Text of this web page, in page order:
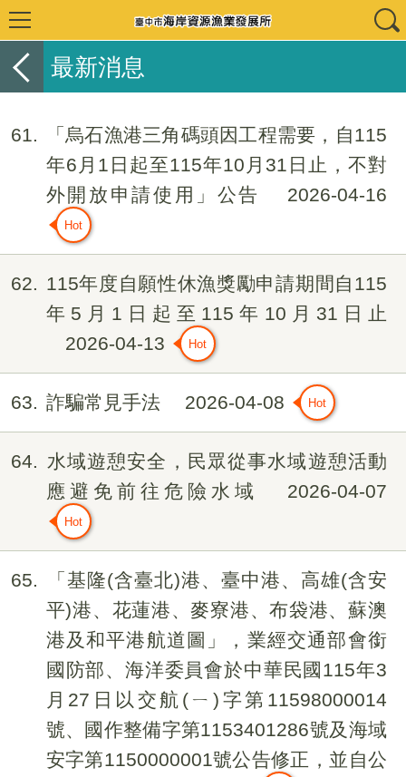
最新消息
61
「烏石漁港三角碼頭因工程需要，自115
年6月1日起至115年10月31日止，不對
外開放申請使用」公告
2026-04-16
62
115年度自願性休漁獎勵申請期間自115
年5月1日起至115年10月31日止
2026-04-13
63 詐騙常見手法 2026-04-08
64
水域遊憩安全，民眾從事水域遊憩活動
應避免前往危險水域
2026-04-07
65
「基隆(含臺北)港、臺中港、高雄(含安
平)港、花蓮港、麥寮港、布袋港、蘇澳
港及和平港航道圖」，業經交通部會銜
國防部、海洋委員會於中華民國115年3
月27日以交航(ㄧ)字第11598000014
號、國作整備字第1153401286號及海域
安字第1150000001號公告修正，並自公